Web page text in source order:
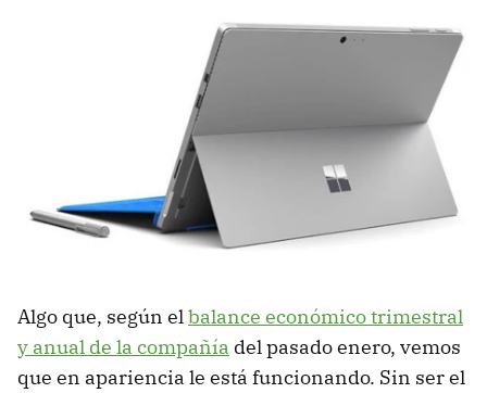
Algo que, según elbalance económico trimestral
y anual de la compañía del pasado enero, vemos
que en apariencia le está funcionando. Sin ser el